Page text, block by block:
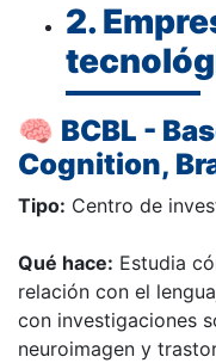
2.
🧠 BCBL -
Cognition,
Tipo: Centro de
Qué hace: Estudia
relación con el
con investigaciones
neuroimagen y